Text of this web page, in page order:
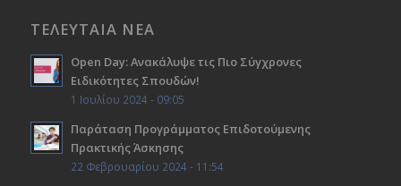
ΤΕΛΕΥΤΑΙΑ ΝΕΑ
Open Day: Ανακάλυψε τις Πιο Σύγχρονες
Ειδικότητες Σπουδών!
1 Ιουλίου 2024 - 09:05
Παράταση Προγράμματος Επιδοτούμενης
Πρακτικής Άσκησης
22 Φεβρουαρίου 2024 - 11:54